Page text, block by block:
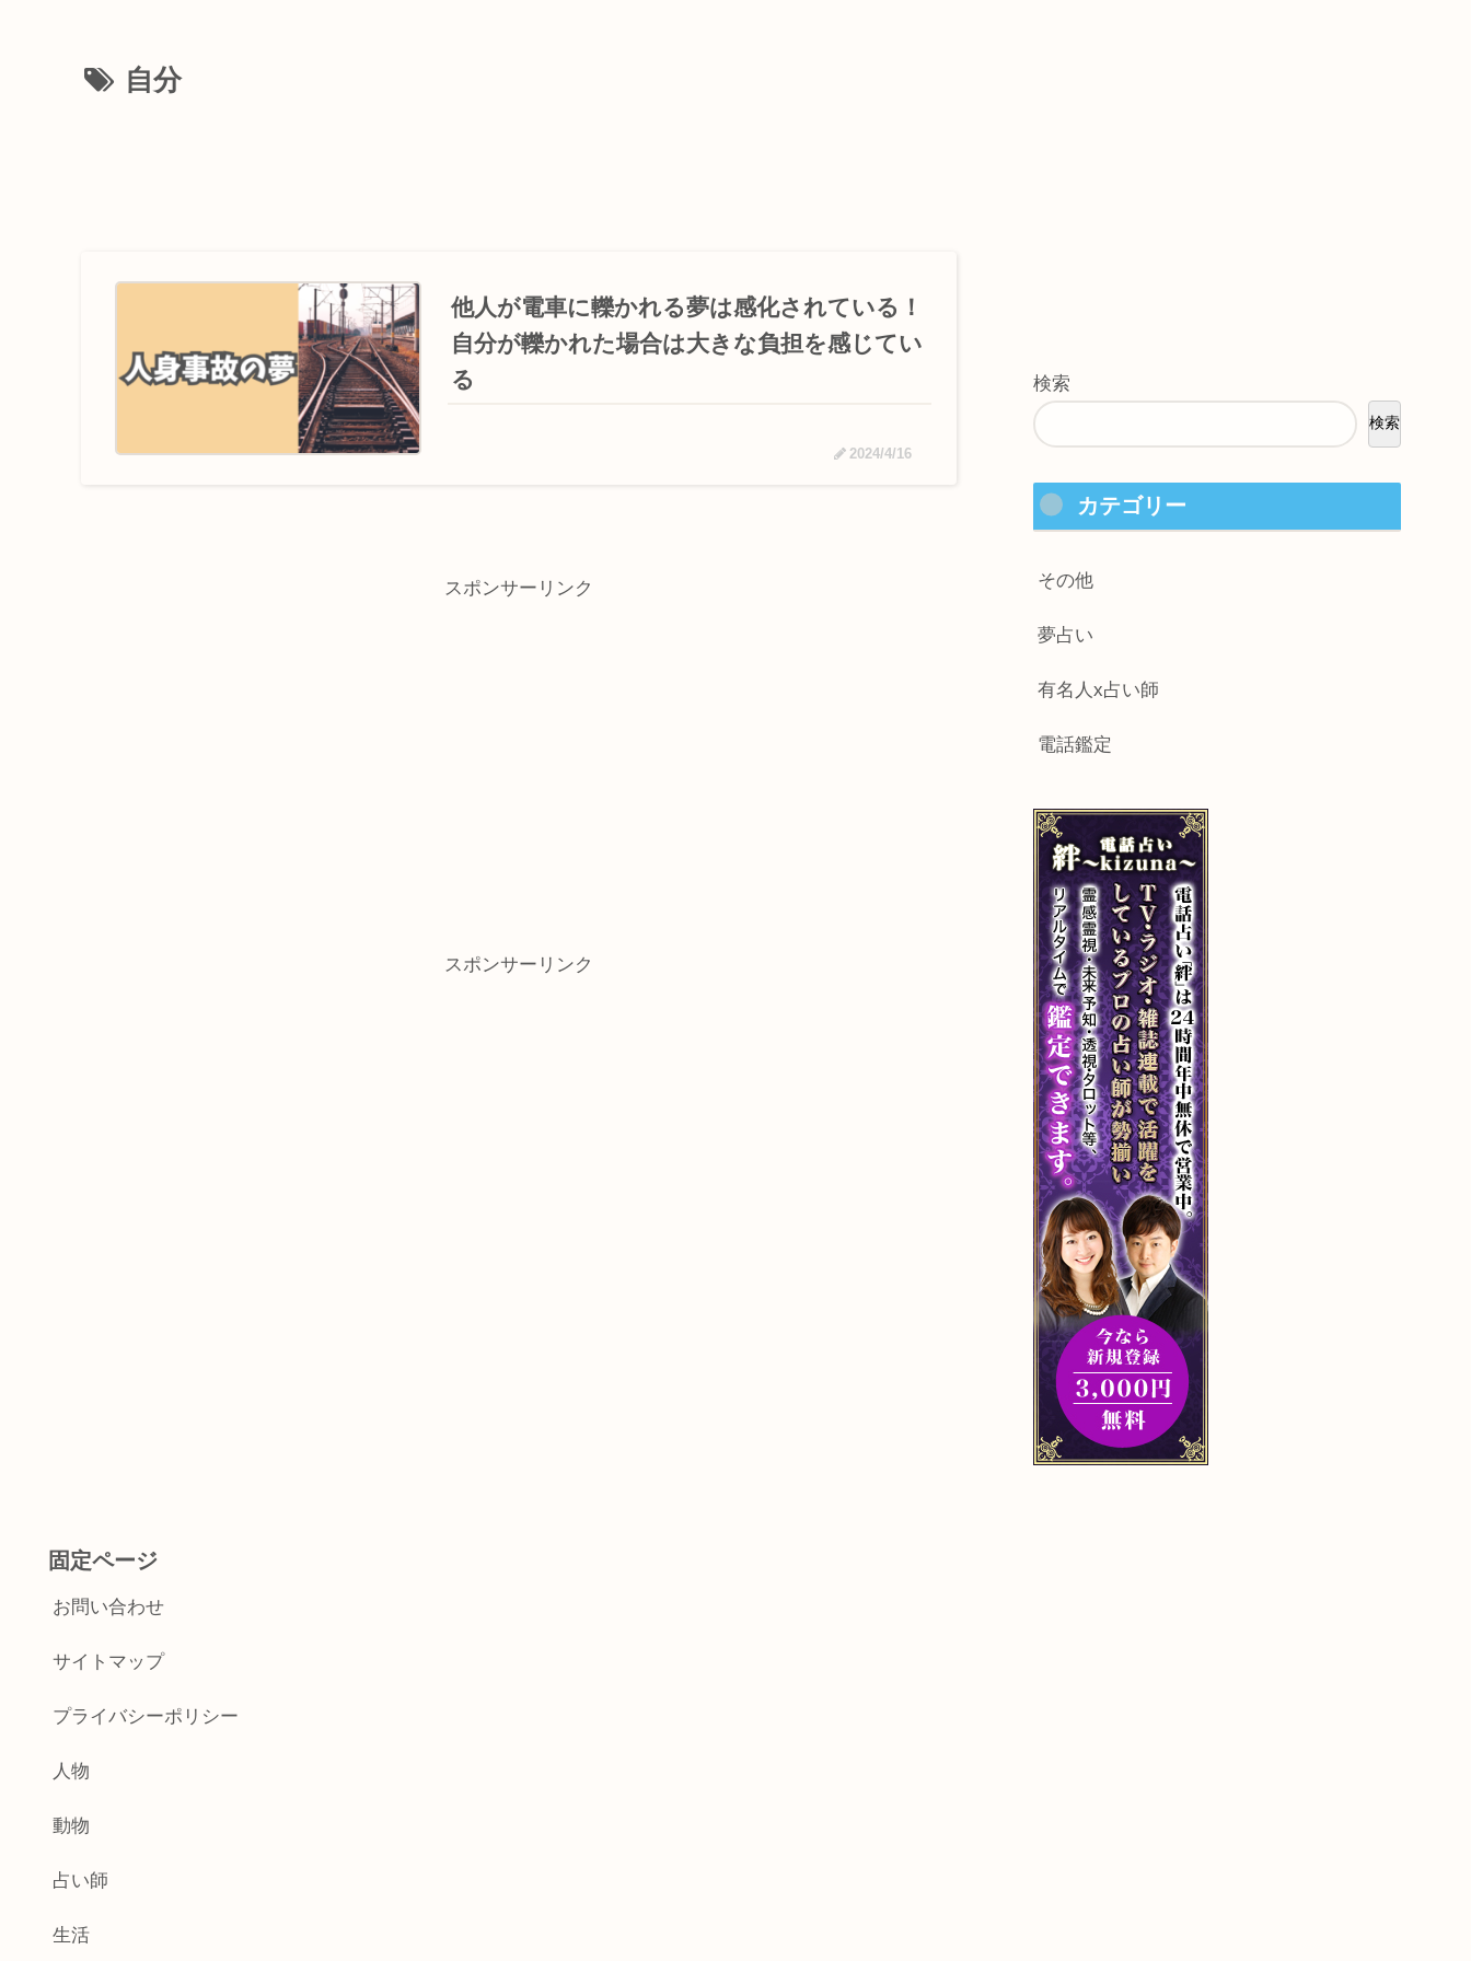
自分
他人が電車に轢かれる夢は感化されている！
自分が轢かれた場合は大きな負担を感じてい
る
2024/4/16
スポンサーリンク
スポンサーリンク
検索
検索
カテゴリー
その他
夢占い
有名人x占い師
電話鑑定
固定ページ
お問い合わせ
サイトマップ
プライバシーポリシー
人物
動物
占い師
生活